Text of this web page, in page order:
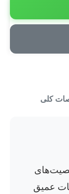
کلی
عمیق